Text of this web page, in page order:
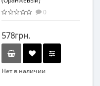
0
578грн.
Нет в наличии